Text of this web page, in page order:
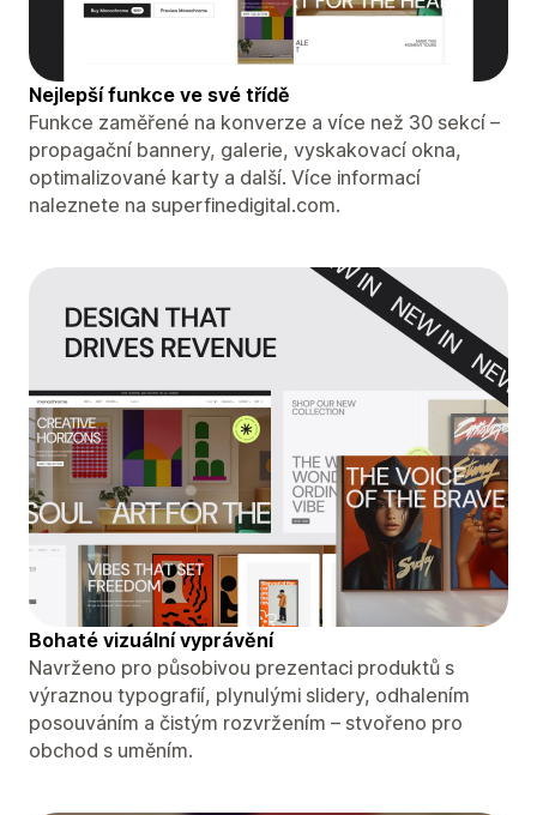
Nejlepší funkce ve své třídě
Funkce zaměřené na konverze a více než 30 sekcí –
propagační bannery, galerie, vyskakovací okna,
optimalizované karty a další. Více informací
naleznete na superfinedigital.com.
Bohaté vizuální vyprávění
Navrženo pro působivou prezentaci produktů s
výraznou typografií, plynulými slidery, odhalením
posouváním a čistým rozvržením – stvořeno pro
obchod s uměním.